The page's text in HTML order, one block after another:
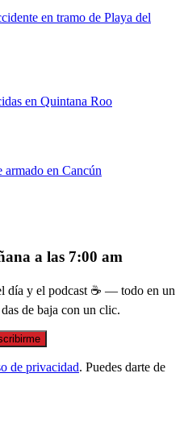
en tramo de Playa del
en Quintana Roo
armado en Cancún
a las 7:00 am
día y el podcast ☕ — todo en un
de baja con un clic.
de privacidad. Puedes darte de